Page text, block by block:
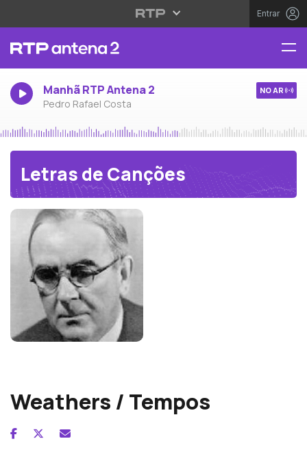
Entrar
Manhã RTP Antena 2
Pedro Rafael Costa
NO AR
Letras de Canções
Weathers / Tempos